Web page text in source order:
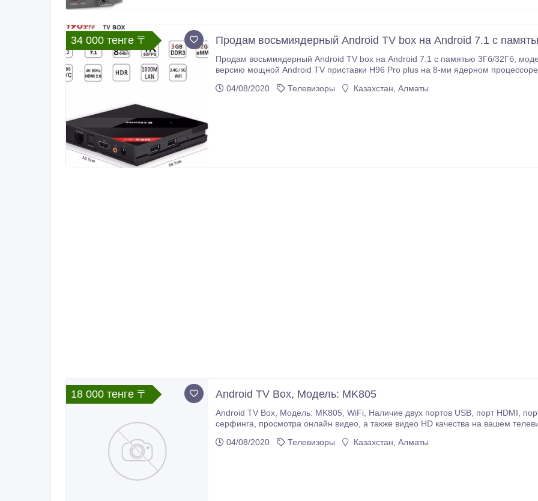
34 000 тенге 〒 Продам восьмиядерный Android TV box на Android 7.1 с
Продам восьмиядерный Android TV box на Android 7.1 с памятью 3Гб/32Гб, модель H96 Pro plusПредставляем вам обновленную
версию мощной Android TV приставки H96 Pro plus на 8-ми ядерном процессоре Amlogic S912, с 3-мя ГБ
будут актуальны еще не один год! Данная приставка – отличная находка для тех, кто хочет видеть и использовать платформу
04/08/2020 Телевизоры Казахстан, Алматы
18 000 тенге 〒 Android TV Box, Модель: MK805
Android TV Box, Модель: MK805, WiFi, Наличие двух портов USB, порт HDMI, порт AV out, порт для карт памяти, для интернет
серфинга, просмотра онлайн видео, а также видео HD качества на вашем телевизоре, просмотра изображений, андроид игры и
04/08/2020
Телевизоры Казахстан, Алматы